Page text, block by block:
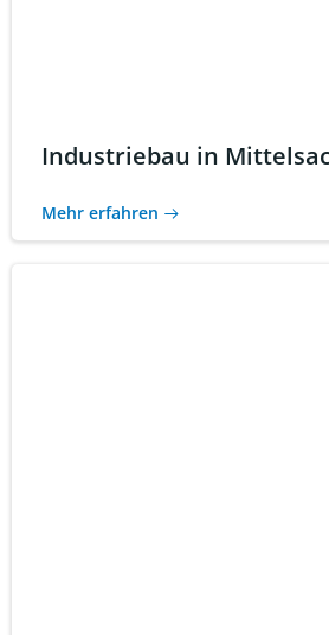
Industriebau in
Mehr erfahren